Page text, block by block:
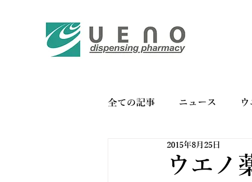
全ての記事 ニュース
バイオリンク お薬手帳
ウエノ
2015年8月25日